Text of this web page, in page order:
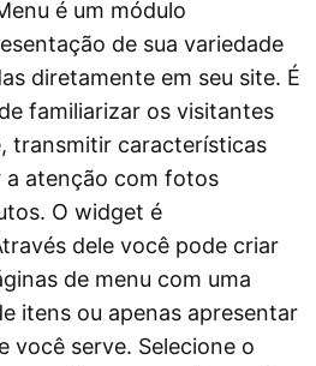
é um módulo
de sua variedade
diretamente em seu site. É
familiarizar os visitantes
transmitir características
a atenção com fotos
O widget é
dele você pode criar
de menu com uma
itens ou apenas apresentar
você serve. Selecione o